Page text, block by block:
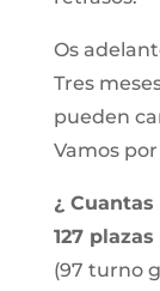
Os
Tres
pueden
Vamos
¿
127
(97 turno